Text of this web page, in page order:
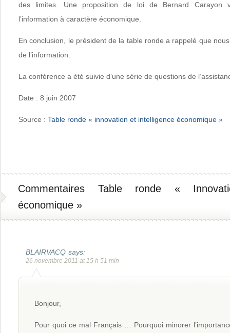
des limites. Une proposition de loi de Bernard Carayon
l’information à caractère économique.
En conclusion, le président de la table ronde a rappelé que
de l’information.
La conférence a été suivie d’une série de questions de
Date : 8 juin 2007
Source : Table ronde « innovation et intelligence économique »
Commentaires Table ronde «
économique »
BLAIRVACQ says:
26 novembre 2011 at 15 h 51 min
Bonjour,
Pour quoi ce mal Français … Pourquoi minorer